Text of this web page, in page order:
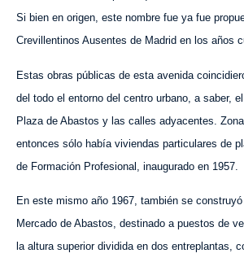
Si bien en origen, este nombre fue ya fue
Crevillentinos Ausentes de Madrid en los años
Estas obras públicas de esta avenida
del todo el entorno del centro urbano, a saber,
Plaza de Abastos y las calles adyacentes.
entonces sólo había viviendas particulares de
de Formación Profesional, inaugurado en 1957.
En este mismo año 1967, también se
Mercado de Abastos, destinado a puestos de
la altura superior dividida en dos entreplantas,